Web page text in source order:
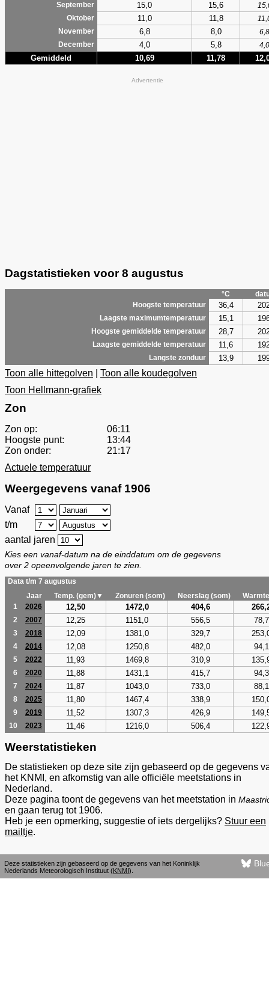
September 15,0 15,6
Oktober
11,0 11,8
November
6,8 8,0
6,8
December
4,0 5,8 4,0
Gemiddeld 10,69 11,78
Advertentie
Dagstatistieken voor 8 augustus
°C
Hoogste temperatuur
36,4
Laagste maximumtemperatuur 15,1
Hoogste gemiddelde temperatuur 28,7
Laagste gemiddelde temperatuur 11,6
Langste zonduur 13,9
Toon alle hittegolven
Toon alle koudegolven
Toon Hellmann-grafiek
Zon
Zon op:
06:11
Hoogste punt:
13:44
Zon onder:
21:17
Actuele temperatuur
Weergegevens vanaf 1906
Vanaf
t/m
aantal jaren
Kies een vanaf-datum na de einddatum om de gegevens
over 2 opeenvolgende jaren te zien.
Data t/m 7 augustus
Jaar
Temp. (gem)▼ Zonuren (som) Neerslag (som)
1
2026 12,50 1472,0 404,6
2 2007 12,25 1151,0 556,5 78,7
3 2018 12,09 1381,0 329,7
4 2014 12,08 1250,8 482,0 94,1
5 2022 11,93 1469,8 310,9
6 2020 11,88 1431,1 415,7 94,3
7 2024 11,87 1043,0 733,0 88,1
8 2025 11,80 1467,4 338,9
9 2019 11,52 1307,3 426,9
10 2023 11,46 1216,0 506,4
Weerstatistieken
De statistieken op deze site zijn gebaseerd op de gegevens
het KNMI, en afkomstig van alle officiële meetstations in
Nederland.
Deze pagina toont de gegevens van het meetstation in
en gaan terug tot 1906.
Heb je een opmerking, suggestie of iets dergelijks? Stuur een
mailtje.
Deze statistieken zijn gebaseerd op de gegevens van het Koninklijk
Nederlands Meteorologisch Instituut (KNMI).